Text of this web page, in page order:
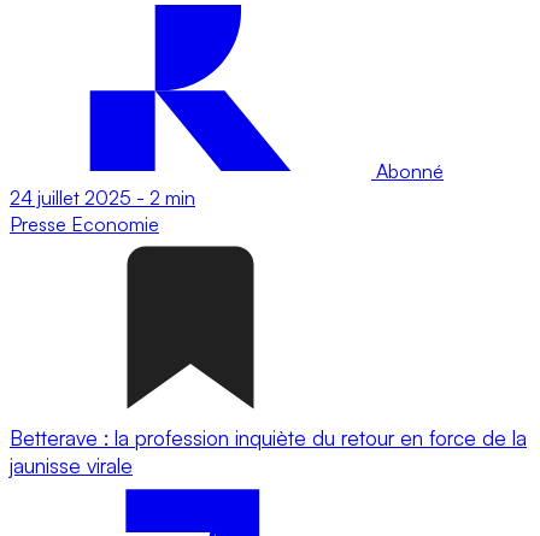
Abonné
24 juillet 2025 - 2 min
Presse Economie
Betterave : la profession inquiète du retour en force de la
jaunisse virale